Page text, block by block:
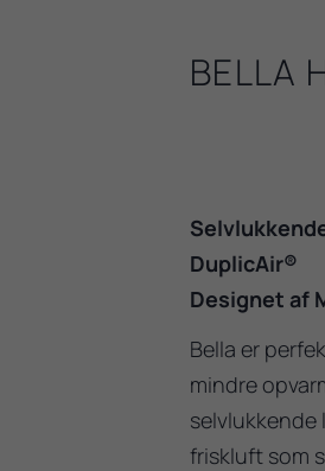
BELLA
DuplicAir®
Designet af
Bella er
mindre
friskluft som